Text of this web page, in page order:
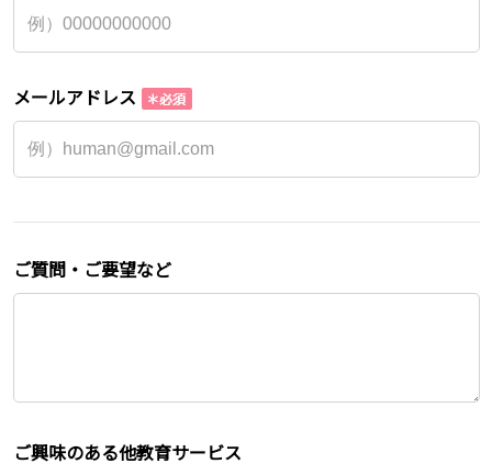
メールアドレス
ご質問・ご要望など
ご興味のある他教育サービス